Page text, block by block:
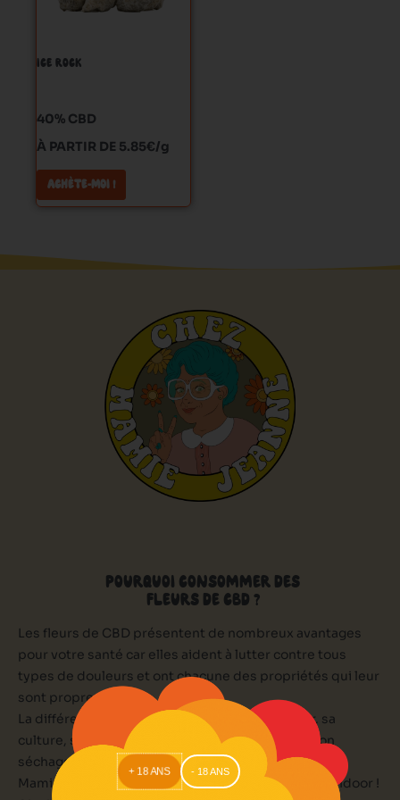
ICE ROCK
40% CBD
À PARTIR DE 5.85€/g
ACHÈTE-MOI !
page
produit
POURQUOI CONSOMMER DES
FLEURS DE CBD ?
Les fleurs de CBD présentent de nombreux avantages
pour votre santé car elles aident à lutter contre tous
types de douleurs et ont chacune des propriétés qui leur
sont propres.
La différence va se faire sur la qualité de la fleur, sa
culture, sa méthode de croissance, sa récolte, son
séchage … Et bien d’autres critères.
Mamie Jeanne trouve que les Meilleurs CBD sont indoor !
+ 18 ANS - 18 ANS